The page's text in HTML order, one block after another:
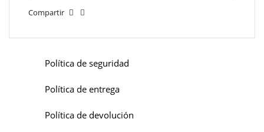
Compartir
Política de seguridad
Política de entrega
Política de devolución